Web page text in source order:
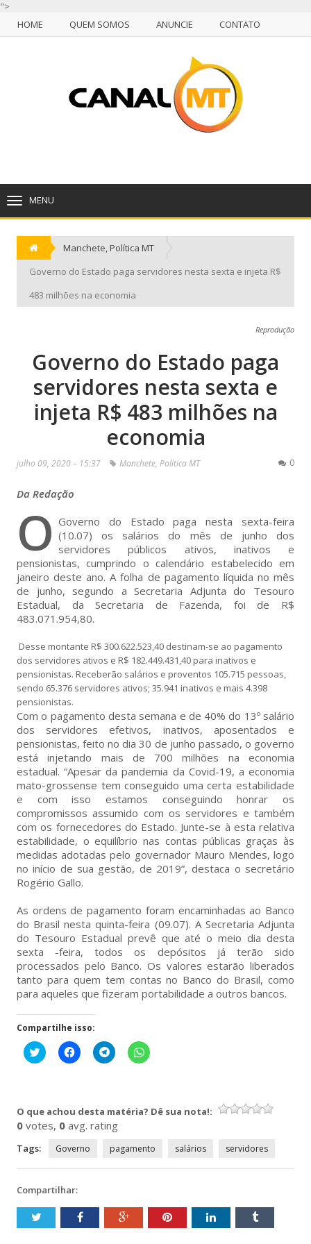
">
HOME
QUEM SOMOS ANUNCIE
CONTATO
ANUNCIE
CUIABÁ, DOMINGO, 09 DE AGOSTO DE 2026
MENU
Manchete,Política MT
Governo do Estado paga servidores nesta sexta e injeta R$
483 milhões na economia
Reprodução
Governo do Estado paga
servidores nesta sexta e
injeta R$ 483 milhões na
economia
julho 09, 2020 – 15:37 Manchete, Política MT 0
Da Redação
O Governo do Estado paga nesta sexta-feira
(10.07) os salários do mês de junho dos
servidores públicos ativos, inativos e
pensionistas, cumprindo o calendário estabelecido em
janeiro deste ano. A folha de pagamento líquida no mês
de junho, segundo a Secretaria Adjunta do Tesouro
Estadual, da Secretaria de Fazenda, foi de R$
483.071.954,80.
Desse montante R$ 300.622.523,40 destinam-se ao pagamento
dos servidores ativos e R$ 182.449.431,40 para inativos e
pensionistas. Receberão salários e proventos 105.715 pessoas,
sendo 65.376 servidores ativos; 35.941 inativos e mais 4.398
pensionistas.
Com o pagamento desta semana e de 40% do 13º salário
dos servidores efetivos, inativos, aposentados e
pensionistas, feito no dia 30 de junho passado, o governo
está injetando mais de 700 milhões na economia
estadual. “Apesar da pandemia da Covid-19, a economia
mato-grossense tem conseguido uma certa estabilidade
e com isso estamos conseguindo honrar os
compromissos assumido com os servidores e também
com os fornecedores do Estado. Junte-se à esta relativa
estabilidade, o equilíbrio nas contas públicas graças às
medidas adotadas pelo governador Mauro Mendes, logo
no início de sua gestão, de 2019”, destaca o secretário
Rogério Gallo.
As ordens de pagamento foram encaminhadas ao Banco
do Brasil nesta quinta-feira (09.07). A Secretaria Adjunta
do Tesouro Estadual prevê que até o meio dia desta
sexta -feira, todos os depósitos já terão sido
processados pelo Banco. Os valores estarão liberados
tanto para quem tem contas no Banco do Brasil, como
para aqueles que fizeram portabilidade a outros bancos.
Compartilhe isso:
Clique
para
janela)
Clique
para
janela)
Clique
para
janela)
Clique
para
janela)
O que achou desta matéria? Dê sua nota!:
0 votes, 0 avg. rating
Tags: Governo pagamento salários servidores
Compartilhar: